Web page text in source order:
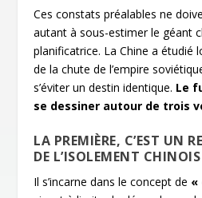
Ces constats préalables ne
autant à sous-estimer le géant
planificatrice. La Chine a étudié
de la chute de l’empire
s’éviter un destin identique. Le
se dessiner autour de trois
LA PREMIÈRE, C’EST UN
DE L’ISOLEMENT CHINOIS
Il s’incarne dans le concept de «